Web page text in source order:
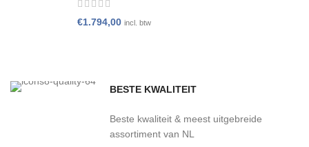
€1.794,00 incl. btw
BESTE KWALITEIT
Beste kwaliteit & meest uitgebreide
assortiment van NL